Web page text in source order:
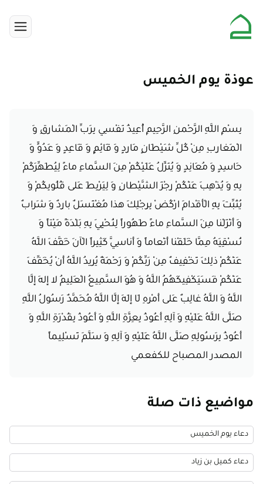
عوذة يوم الخميس
بِسْمِ اللَّهِ الرَّحْمنِ الرَّحِيمِ‏ أُعِيذُ نَفْسِي‏ بِرَبِّ الْمَشارِقِ وَ
الْمَغارِبِ‏ مِنْ كُلِّ شَيْطَانٍ مَارِدٍ وَ قَائِمٍ وَ قَاعِدٍ وَ عَدُوٍّ وَ
حَاسِدٍ وَ مُعَانِدٍ وَ يُنَزِّلُ عَلَيْكُمْ مِنَ السَّماءِ ماءً لِيُطَهِّرَكُمْ
بِهِ وَ يُذْهِبَ عَنْكُمْ رِجْزَ الشَّيْطانِ وَ لِيَرْبِطَ عَلى‏ قُلُوبِكُمْ وَ
يُثَبِّتَ بِهِ الْأَقْدامَ‏ ارْكُضْ بِرِجْلِكَ هذا مُغْتَسَلٌ بارِدٌ وَ شَرابٌ‏
وَ أَنْزَلْنا مِنَ السَّماءِ ماءً طَهُوراً لِنُحْيِيَ بِهِ بَلْدَةً مَيْتاً وَ
نُسْقِيَهُ مِمَّا خَلَقْنا أَنْعاماً وَ أَناسِيَّ كَثِيراً الْآنَ خَفَّفَ اللَّهُ
عَنْكُمْ‏ ذلِكَ تَخْفِيفٌ مِنْ رَبِّكُمْ وَ رَحْمَةٌ يُرِيدُ اللَّهُ أَنْ يُخَفِّفَ
عَنْكُمْ‏ فَسَيَكْفِيكَهُمُ اللَّهُ وَ هُوَ السَّمِيعُ الْعَلِيمُ‏ لا إِلهَ إِلَّا
اللَّهُ‏ وَ اللَّهُ غالِبٌ عَلى‏ أَمْرِهِ‏ لَا إِلَهَ إِلَّا اللَّهُ مُحَمَّدٌ رَسُولُ اللَّهِ
صَلَّى اللَّهُ عَلَيْهِ وَ آلِهِ أَعُوذُ بِعِزَّةِ اللَّهِ وَ أَعُوذُ بِقُدْرَةِ اللَّهِ وَ
أَعُوذُ بِرَسُولِهِ صَلَّى اللَّهُ عَلَيْهِ وَ آلِهِ وَ سَلَّمَ تَسْلِيماً
المصدر المصباح للكفعمي
مواضيع ذات صلة
دعاء يوم الخميس
دعاء كميل بن زياد